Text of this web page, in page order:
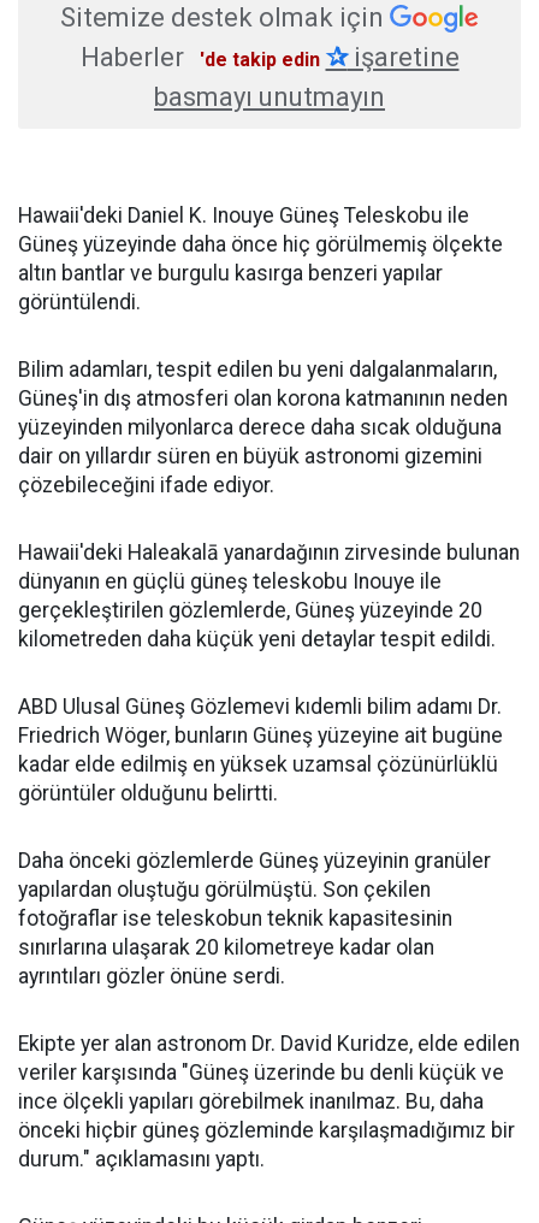
Sitemize destek olmak için
Haberler
'de takip edin ✰işaretine
basmayı unutmayın
Hawaii'deki Daniel K. Inouye Güneş Teleskobu ile
Güneş yüzeyinde daha önce hiç görülmemiş ölçekte
altın bantlar ve burgulu kasırga benzeri yapılar
görüntülendi.
Bilim adamları, tespit edilen bu yeni dalgalanmaların,
Güneş'in dış atmosferi olan korona katmanının neden
yüzeyinden milyonlarca derece daha sıcak olduğuna
dair on yıllardır süren en büyük astronomi gizemini
çözebileceğini ifade ediyor.
Hawaii'deki Haleakalā yanardağının zirvesinde bulunan
dünyanın en güçlü güneş teleskobu Inouye ile
gerçekleştirilen gözlemlerde, Güneş yüzeyinde 20
kilometreden daha küçük yeni detaylar tespit edildi.
ABD Ulusal Güneş Gözlemevi kıdemli bilim adamı Dr.
Friedrich Wöger, bunların Güneş yüzeyine ait bugüne
kadar elde edilmiş en yüksek uzamsal çözünürlüklü
görüntüler olduğunu belirtti.
Daha önceki gözlemlerde Güneş yüzeyinin granüler
yapılardan oluştuğu görülmüştü. Son çekilen
fotoğraflar ise teleskobun teknik kapasitesinin
sınırlarına ulaşarak 20 kilometreye kadar olan
ayrıntıları gözler önüne serdi.
Ekipte yer alan astronom Dr. David Kuridze, elde edilen
veriler karşısında "Güneş üzerinde bu denli küçük ve
ince ölçekli yapıları görebilmek inanılmaz. Bu, daha
önceki hiçbir güneş gözleminde karşılaşmadığımız bir
durum." açıklamasını yaptı.